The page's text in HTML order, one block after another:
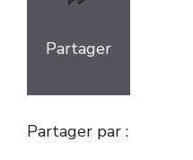
Partager
Partager par :